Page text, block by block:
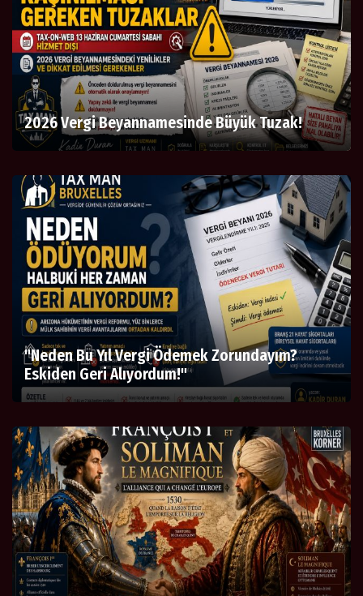
2026 Vergi Beyannamesinde Büyük Tuzak!
"Neden Bu Yıl Vergi Ödemek Zorundayım?
Eskiden Geri Alıyordum!"